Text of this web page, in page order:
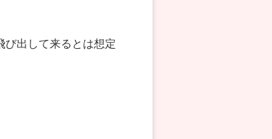
び出して来るとは想定